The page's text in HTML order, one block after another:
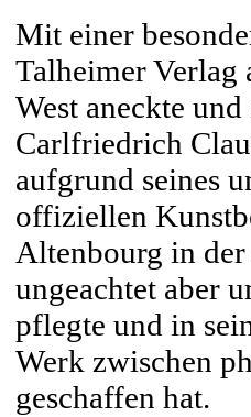
Mit einer
Talheimer Verlag
West aneckte
Carlfriedrich
aufgrund seines
offiziellen
Altenbourg in der
ungeachtet aber
pflegte und in
Werk zwischen
geschaffen hat.